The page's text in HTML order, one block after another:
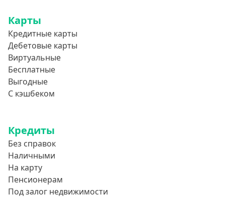
Карты
Кредитные карты
Дебетовые карты
Виртуальные
Бесплатные
Выгодные
С кэшбеком
Кредиты
Без справок
Наличными
На карту
Пенсионерам
Под залог недвижимости